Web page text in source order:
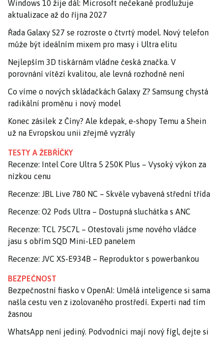
Windows 10 žije dál: Microsoft nečekaně prodlužuje
aktualizace až do října 2027
Řada Galaxy S27 se rozroste o čtvrtý model. Nový telefon
může být ideálním mixem pro masy i Ultra elitu
Nejlepším 3D tiskárnám vládne česká značka. V
porovnání vítězí kvalitou, ale levná rozhodně není
Co víme o nových skládačkách Galaxy Z? Samsung chystá
radikální proměnu i nový model
Konec zásilek z Číny? Ale kdepak, e-shopy Temu a Shein
už na Evropskou unii zřejmě vyzrály
TESTY A ŽEBŘÍČKY
Recenze: Intel Core Ultra 5 250K Plus – Vysoký výkon za
nízkou cenu
Recenze: JBL Live 780 NC – Skvěle vybavená střední třída
Recenze: O2 Pods Ultra – Dostupná sluchátka s ANC
Recenze: TCL 75C7L – Otestovali jsme nového vládce
jasu s obřím SQD Mini-LED panelem
Recenze: JVC XS-E934B – Reproduktor s powerbankou
BEZPEČNOST
Bezpečnostní fiasko v OpenAI: Umělá inteligence si sama
našla cestu ven z izolovaného prostředí. Experti nad tím
žasnou
WhatsApp není jediný. Podvodníci mají nový fígl, dejte si